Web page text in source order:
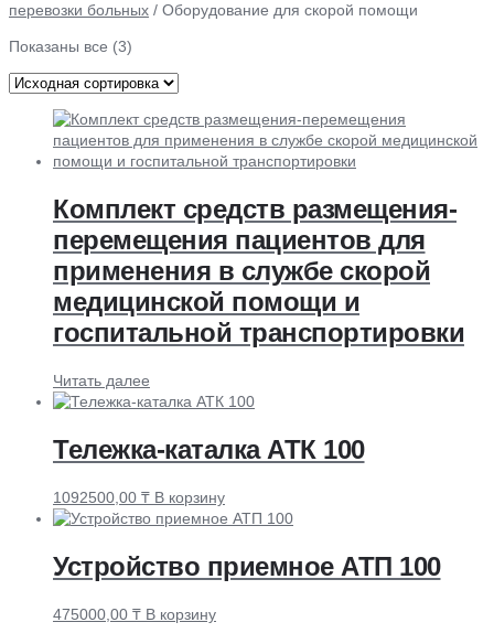
перевозки больных / Оборудование для скорой помощи
Показаны все (3)
Комплект средств размещения-
перемещения пациентов для
применения в службе скорой
медицинской помощи и
госпитальной транспортировки
Читать далее
Тележка-каталка АТК 100
1092500,00 ₸ В корзину
Устройство приемное АТП 100
475000,00 ₸ В корзину